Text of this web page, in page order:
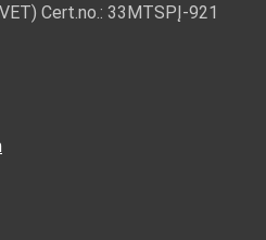
Cert.no.: 33MTSPĮ-921